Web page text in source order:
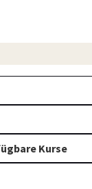
Kurse